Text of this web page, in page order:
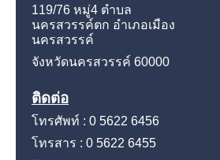
119/76 หมู่4 ตำบล
นครสวรรค์ตก อำเภอเมือง
นครสวรรค์
จังหวัดนครสวรรค์ 60000
ติดต่อ
โทรศัพท์ : 0 5622 6456
โทรสาร : 0 5622 6455